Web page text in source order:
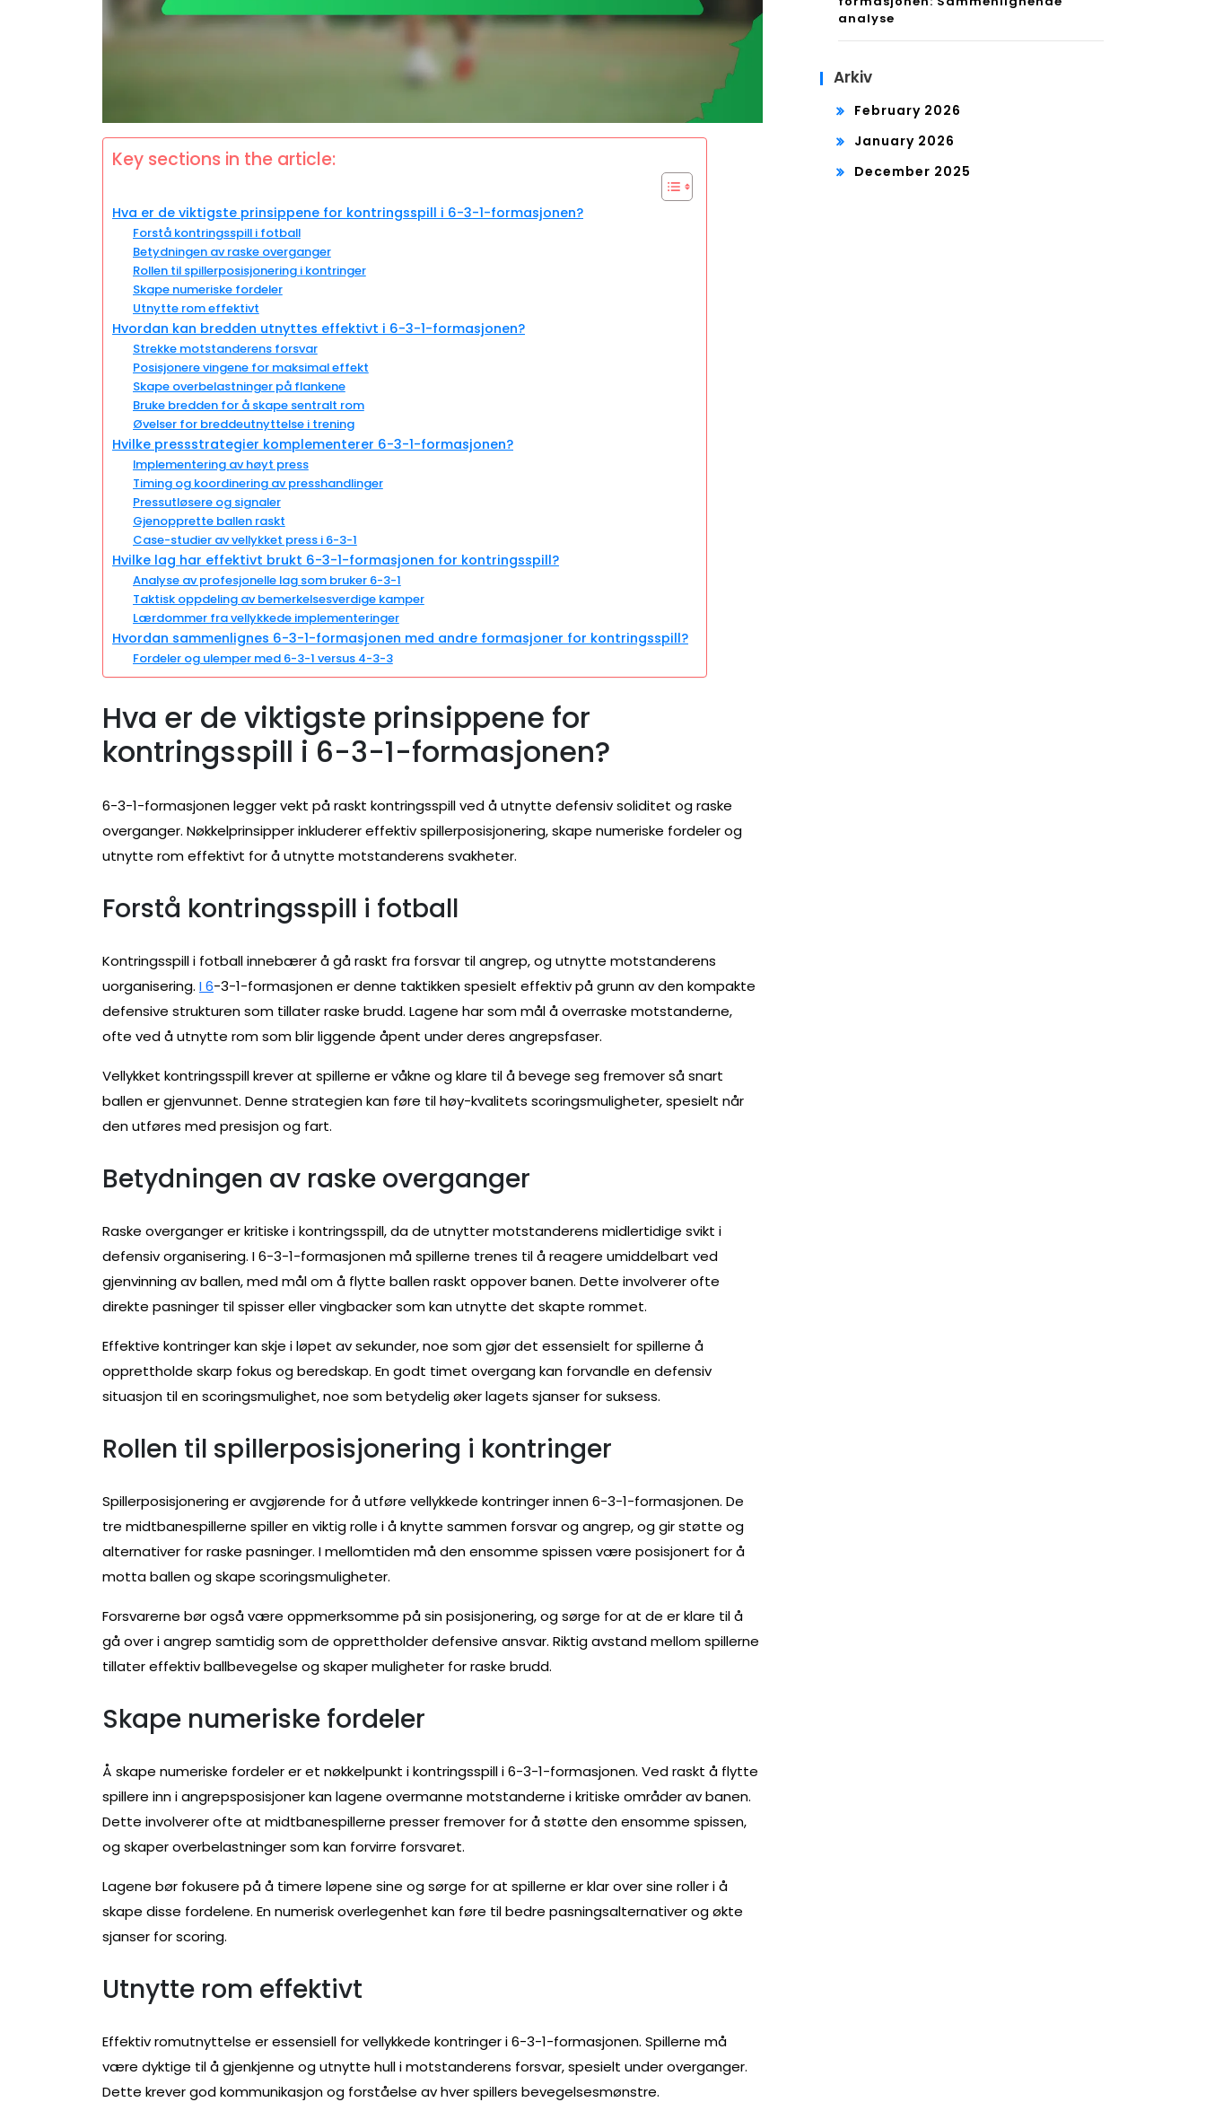
Key sections in the article:
Hva er de viktigste prinsippene for kontringsspill i 6-3-1-formasjonen?
Forstå kontringsspill i fotball
Betydningen av raske overganger
Rollen til spillerposisjonering i kontringer
Skape numeriske fordeler
Utnytte rom effektivt
Hvordan kan bredden utnyttes effektivt i 6-3-1-formasjonen?
Strekke motstanderens forsvar
Posisjonere vingene for maksimal effekt
Skape overbelastninger på flankene
Bruke bredden for å skape sentralt rom
Øvelser for breddeutnyttelse i trening
Hvilke pressstrategier komplementerer 6-3-1-formasjonen?
Implementering av høyt press
Timing og koordinering av presshandlinger
Pressutløsere og signaler
Gjenopprette ballen raskt
Case-studier av vellykket press i 6-3-1
Hvilke lag har effektivt brukt 6-3-1-formasjonen for kontringsspill?
Analyse av profesjonelle lag som bruker 6-3-1
Taktisk oppdeling av bemerkelsesverdige kamper
Lærdommer fra vellykkede implementeringer
Hvordan sammenlignes 6-3-1-formasjonen med andre formasjoner for kontringsspill?
Fordeler og ulemper med 6-3-1 versus 4-3-3
Hva er de viktigste prinsippene for
kontringsspill i 6-3-1-formasjonen?
6-3-1-formasjonen legger vekt på raskt kontringsspill ved å utnytte defensiv soliditet og raske
overganger. Nøkkelprinsipper inkluderer effektiv spillerposisjonering, skape numeriske fordeler og
utnytte rom effektivt for å utnytte motstanderens svakheter.
Forstå kontringsspill i fotball
Kontringsspill i fotball innebærer å gå raskt fra forsvar til angrep, og utnytte motstanderens
uorganisering. I 6-3-1-formasjonen er denne taktikken spesielt effektiv på grunn av den kompakte
defensive strukturen som tillater raske brudd. Lagene har som mål å overraske motstanderne,
ofte ved å utnytte rom som blir liggende åpent under deres angrepsfaser.
Vellykket kontringsspill krever at spillerne er våkne og klare til å bevege seg fremover så snart
ballen er gjenvunnet. Denne strategien kan føre til høy-kvalitets scoringsmuligheter, spesielt når
den utføres med presisjon og fart.
Betydningen av raske overganger
Raske overganger er kritiske i kontringsspill, da de utnytter motstanderens midlertidige svikt i
defensiv organisering. I 6-3-1-formasjonen må spillerne trenes til å reagere umiddelbart ved
gjenvinning av ballen, med mål om å flytte ballen raskt oppover banen. Dette involverer ofte
direkte pasninger til spisser eller vingbacker som kan utnytte det skapte rommet.
Effektive kontringer kan skje i løpet av sekunder, noe som gjør det essensielt for spillerne å
opprettholde skarp fokus og beredskap. En godt timet overgang kan forvandle en defensiv
situasjon til en scoringsmulighet, noe som betydelig øker lagets sjanser for suksess.
Rollen til spillerposisjonering i kontringer
Spillerposisjonering er avgjørende for å utføre vellykkede kontringer innen 6-3-1-formasjonen. De
tre midtbanespillerne spiller en viktig rolle i å knytte sammen forsvar og angrep, og gir støtte og
alternativer for raske pasninger. I mellomtiden må den ensomme spissen være posisjonert for å
motta ballen og skape scoringsmuligheter.
Forsvarerne bør også være oppmerksomme på sin posisjonering, og sørge for at de er klare til å
gå over i angrep samtidig som de opprettholder defensive ansvar. Riktig avstand mellom spillerne
tillater effektiv ballbevegelse og skaper muligheter for raske brudd.
Skape numeriske fordeler
Å skape numeriske fordeler er et nøkkelpunkt i kontringsspill i 6-3-1-formasjonen. Ved raskt å flytte
spillere inn i angrepsposisjoner kan lagene overmanne motstanderne i kritiske områder av banen.
Dette involverer ofte at midtbanespillerne presser fremover for å støtte den ensomme spissen,
og skaper overbelastninger som kan forvirre forsvaret.
Lagene bør fokusere på å timere løpene sine og sørge for at spillerne er klar over sine roller i å
skape disse fordelene. En numerisk overlegenhet kan føre til bedre pasningsalternativer og økte
sjanser for scoring.
Utnytte rom effektivt
Effektiv romutnyttelse er essensiell for vellykkede kontringer i 6-3-1-formasjonen. Spillerne må
være dyktige til å gjenkjenne og utnytte hull i motstanderens forsvar, spesielt under overganger.
Dette krever god kommunikasjon og forståelse av hver spillers bevegelsesmønstre.
analyse
Arkiv
February 2026
January 2026
December 2025